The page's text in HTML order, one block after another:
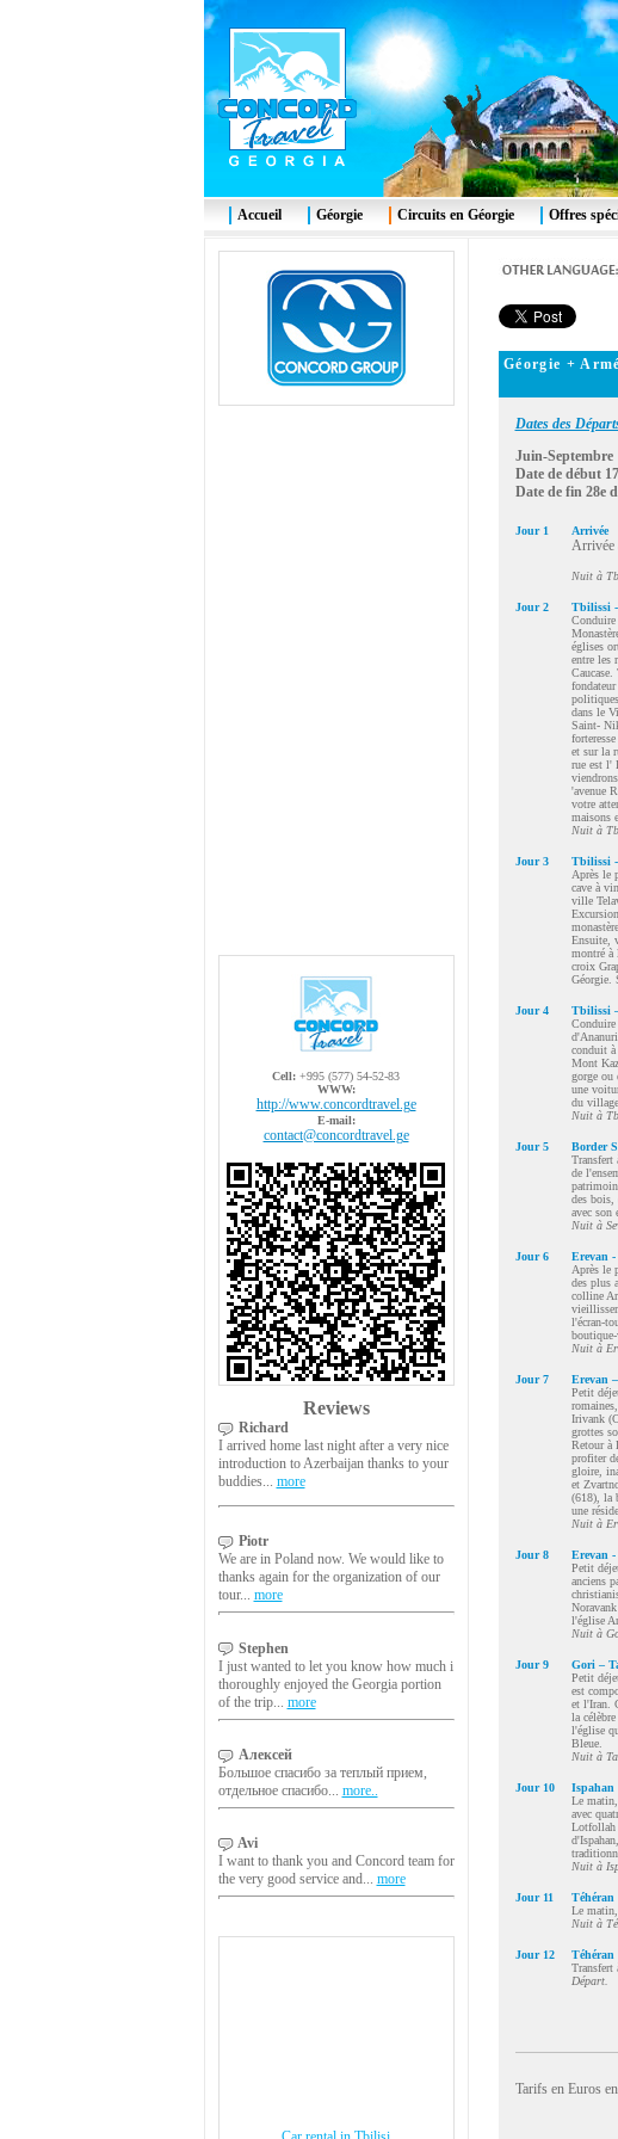
Cell: +995 (577) 54-52-83
WWW:
http://www.concordtravel.ge
E-mail:
contact@concordtravel.ge
Reviews
Richard
I arrived home last night after a very nice
introduction to Azerbaijan thanks to your
buddies... more
Piotr
We are in Poland now. We would like to
thanks again for the organization of our
tour... more
Stephen
I just wanted to let you know how much i
thoroughly enjoyed the Georgia portion
of the trip... more
Алексей
Большое спасибо за теплый прием,
отдельное спасибо... more..
Avi
I want to thank you and Concord team for
the very good service and... more
Géorgie +
Dates des
Juin-Septembre
Date de début
Date de fin 28e
Jour 1 Arrivée
Arrivée
Nuit à
Jour 2
Tbilissi -
Conduire
églises
entre les
dans le
Saint-
et sur la
rue est l'
'avenue
votre
maisons
Nuit à
Jour 3
Tbilissi
Après le
cave à
ville
Ensuite,
montré à
croix
Géorgie.
Jour 4
Tbilissi
Conduire
conduit à
Mont
gorge ou
une
du
Nuit à
Jour 5
Border
Transfert
de
des bois,
avec son
Nuit à
Jour 6
Erevan
Après le
des plus
colline
l'écran-
boutique-
Nuit à
Jour 7
Erevan
Petit
Irivank
grottes
Retour à
profiter
gloire,
et
(618), la
une
Nuit à
Jour 8
Erevan
Petit
anciens
l'église
Nuit à
Jour 9
Gori –
Petit
est
et l'Iran.
la
l'église
Bleue.
Nuit à
Jour 10
Ispahan
Le
avec
Lotfollah
Nuit à
Jour 11
Téhéran
Le
Nuit à
Jour 12
Téhéran
Transfert
Départ.
Tarifs en Euros
Accueil Géorgie Circuits en Géorgie Offres